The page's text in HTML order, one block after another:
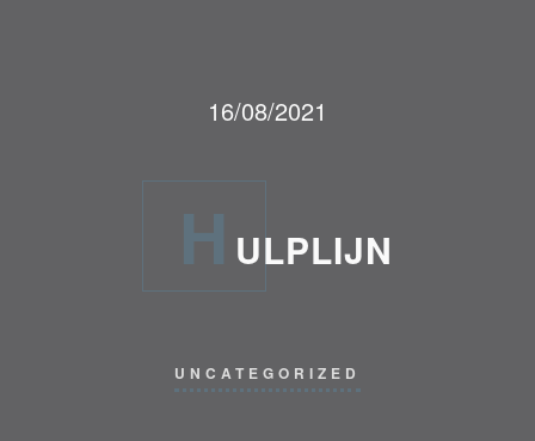
16/08/2021
H ULPLIJN
UNCATEGORIZED